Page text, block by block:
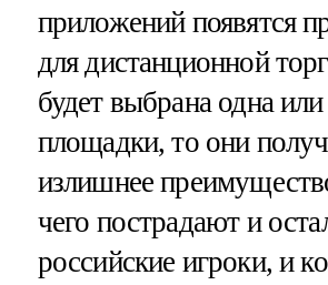
приложений появятся
для дистанционной
будет выбрана одна
площадки, то они
излишнее
чего пострадают и
российские игроки, и